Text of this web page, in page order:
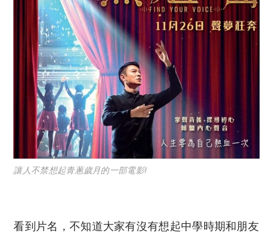
讓人不禁想起青蔥歲月的一部電影!
看到片名，不知道大家有沒有想起中學時期和朋友